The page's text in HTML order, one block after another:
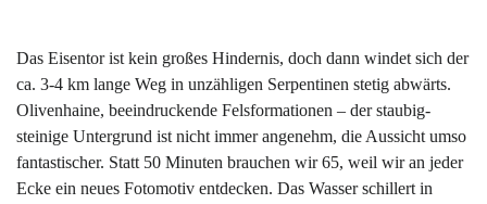
Das Eisentor ist kein großes Hindernis, doch dann windet sich der
ca. 3-4 km lange Weg in unzähligen Serpentinen stetig abwärts.
Olivenhaine, beeindruckende Felsformationen – der staubig-
steinige Untergrund ist nicht immer angenehm, die Aussicht umso
fantastischer. Statt 50 Minuten brauchen wir 65, weil wir an jeder
Ecke ein neues Fotomotiv entdecken. Das Wasser schillert in